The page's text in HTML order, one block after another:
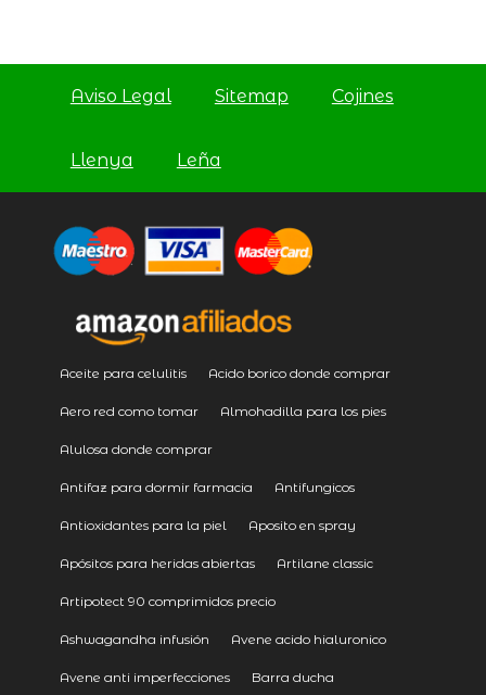
Aviso Legal Sitemap Cojines
Llenya Leña
Aceite para celulitis Acido borico donde comprar
Aero red como tomar Almohadilla para los pies
Alulosa donde comprar
Antifaz para dormir farmacia Antifungicos
Antioxidantes para la piel Aposito en spray
Apósitos para heridas abiertas Artilane classic
Artipotect 90 comprimidos precio
Ashwagandha infusión Avene acido hialuronico
Avene anti imperfecciones Barra ducha